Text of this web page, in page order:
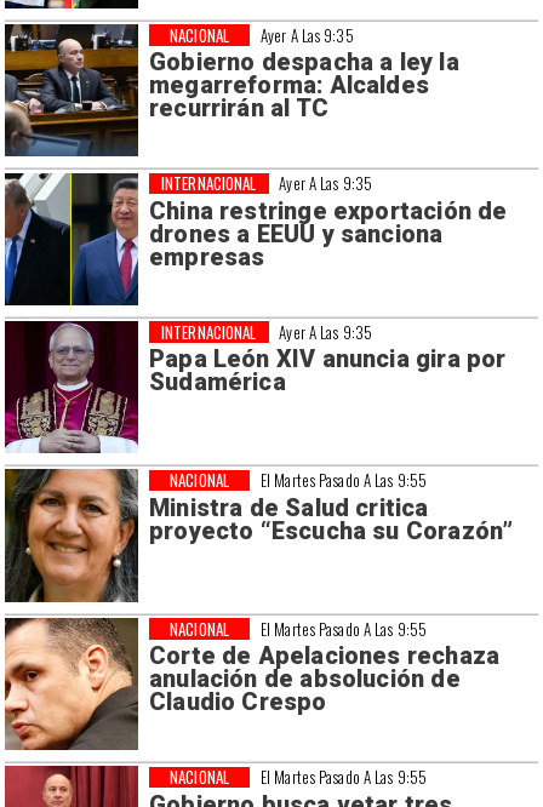
Ayer A Las 9:35
Gobierno despacha a ley la
megarreforma: Alcaldes
recurrirán al TC
NACIONAL
Ayer A Las 9:35
China restringe exportación de
drones a EEUU y sanciona
empresas
INTERNACIONAL
Ayer A Las 9:35
Papa León XIV anuncia gira por
Sudamérica
INTERNACIONAL
El Martes Pasado A Las 9:55
Ministra de Salud critica
proyecto “Escucha su Corazón”
NACIONAL
El Martes Pasado A Las 9:55
Corte de Apelaciones rechaza
anulación de absolución de
Claudio Crespo
NACIONAL
El Martes Pasado A Las 9:55
NACIONAL